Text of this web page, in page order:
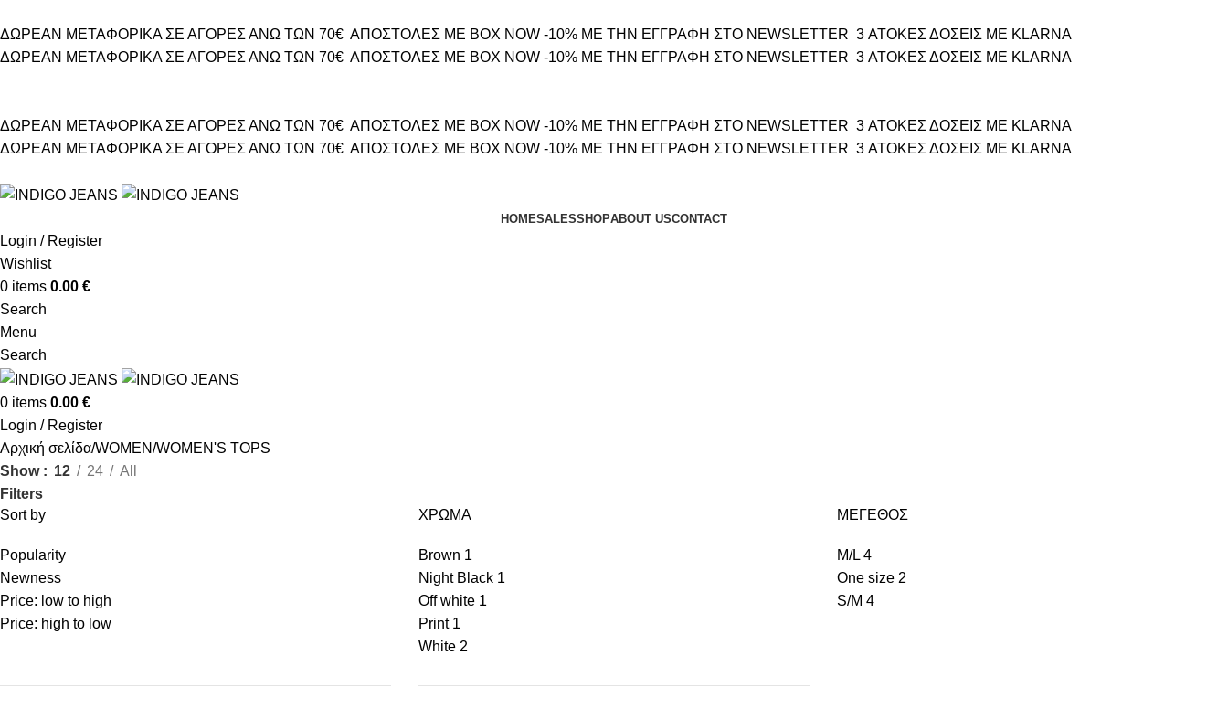
ΔΩΡΕΑΝ ΜΕΤΑΦΟΡΙΚΑ ΣΕ ΑΓΟΡΕΣ ΑΝΩ ΤΩΝ 70€ ΑΠΟΣΤΟΛΕΣ ΜΕ BOX NOW -10% ΜΕ ΤΗΝ ΕΓΓΡΑΦΗ ΣΤΟ NEWSLETTER 3 ΑΤΟΚΕΣ ΔΟΣΕΙΣ ΜΕ KLARNA
ΔΩΡΕΑΝ ΜΕΤΑΦΟΡΙΚΑ ΣΕ ΑΓΟΡΕΣ ΑΝΩ ΤΩΝ 70€ ΑΠΟΣΤΟΛΕΣ ΜΕ BOX NOW -10% ΜΕ ΤΗΝ ΕΓΓΡΑΦΗ ΣΤΟ NEWSLETTER 3 ΑΤΟΚΕΣ ΔΟΣΕΙΣ ΜΕ KLARNA
ΔΩΡΕΑΝ ΜΕΤΑΦΟΡΙΚΑ ΣΕ ΑΓΟΡΕΣ ΑΝΩ ΤΩΝ 70€ ΑΠΟΣΤΟΛΕΣ ΜΕ BOX NOW -10% ΜΕ ΤΗΝ ΕΓΓΡΑΦΗ ΣΤΟ NEWSLETTER 3 ΑΤΟΚΕΣ ΔΟΣΕΙΣ ΜΕ KLARNA
ΔΩΡΕΑΝ ΜΕΤΑΦΟΡΙΚΑ ΣΕ ΑΓΟΡΕΣ ΑΝΩ ΤΩΝ 70€ ΑΠΟΣΤΟΛΕΣ ΜΕ BOX NOW -10% ΜΕ ΤΗΝ ΕΓΓΡΑΦΗ ΣΤΟ NEWSLETTER 3 ΑΤΟΚΕΣ ΔΟΣΕΙΣ ΜΕ KLARNA
HOMESALESSHOPABOUT USCONTACT
Login / Register
Wishlist
0 items 0.00 €
Search
Menu
Search
0 items 0.00 €
Login / Register
Αρχική σελίδα WOMEN WOMEN'S TOPS
Show
12 24
All
Filters
Sort by
Popularity
Newness
Price: low to high
Price: high to low
ΧΡΩΜΑ
Brown 1
Night Black 1
Off white 1
Print 1
White 2
ΜΕΓΕΘΟΣ
M/L 4
One size 2
S/M 4